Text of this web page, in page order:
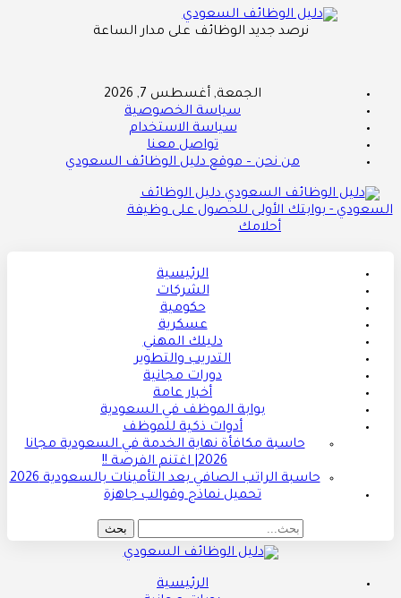
نرصد جديد الوظائف على مدار الساعة
الجمعة, أغسطس 7, 2026
سياسة الخصوصية
سياسة الاستخدام
تواصل معنا
من نحن – موقع دليل الوظائف السعودي
دليل الوظائف
السعودي - بوابتك الأولى للحصول على وظيفة
أحلامك
الرئيسية
الشركات
حكومية
عسكرية
دليلك المهني
التدريب والتطوير
دورات مجانية
أخبار عامة
بوابة الموظف في السعودية
أدوات ذكية للموظف
حاسبة مكافأة نهاية الخدمة في السعودية مجانا
2026| اغتنم الفرصة !!
حاسبة الراتب الصافي بعد التأمينات بالسعودية 2026
تحميل نماذج وقوالب جاهزة
الرئيسية